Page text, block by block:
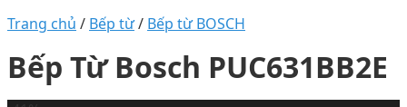
Trang chủ / Bếp từ/ Bếp từ BOSCH
Bếp Từ Bosch PUC631BB2E